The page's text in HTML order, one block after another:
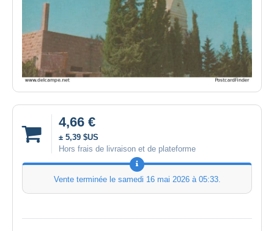
4,66 €
± 5,39 $US
Hors frais de livraison et de plateforme
Vente terminée le samedi 16 mai 2026 à 05:33.